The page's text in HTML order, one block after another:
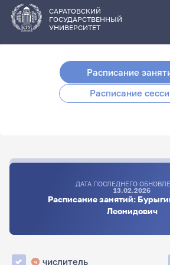
основному
содержанию
САРАТОВСКИЙ
ГОСУДАРСТВЕННЫЙ
УНИВЕРСИТЕТ
Расписание
Расписание
ДАТА ПОСЛЕДНЕГО
13.02.2026
Расписание занятий:
Леонидович
ч числитель